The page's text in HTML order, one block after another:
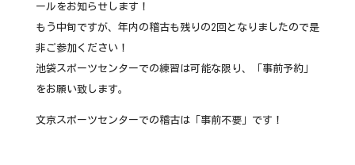
ールをお知らせします！
もう中旬ですが、年内の稽古も残りの2回となりましたので是
非ご参加ください！
池袋スポーツセンターでの練習は可能な限り、「事前予約」
をお願い致します。
文京スポーツセンターでの稽古は「事前不要」です！